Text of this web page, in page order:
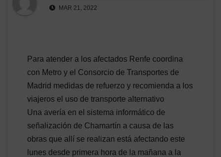
MAR 21, 2022
Para atender a los afectados Renfe coordina
con Metro y el Consorcio de Transportes de
Madrid medidas de refuerzo y recomienda a los
viajeros el uso de transporte alternativo
Una avería en el sistema informático de
señalización de Chamartín a causa de las
obras que allí se realizan está afectando este
lunes desde primera hora de la mañana a la